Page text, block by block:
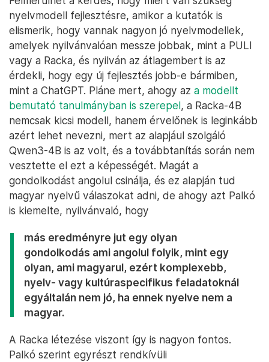
nyelvmodell fejlesztésre, amikor a kutatók is
elismerik, hogy vannak nagyon jó nyelvmodellek,
amelyek nyilvánvalóan messze jobbak, mint a PULI
vagy a Racka, és nyilván az átlagembert is az
érdekli, hogy egy új fejlesztés jobb-e bármiben,
mint a ChatGPT. Pláne mert, ahogy az a modellt
bemutató tanulmányban is szerepel, a Racka-4B
nemcsak kicsi modell, hanem érvelőnek is leginkább
azért lehet nevezni, mert az alapjául szolgáló
Qwen3-4B is az volt, és a továbbtanítás során nem
vesztette el ezt a képességét. Magát a
gondolkodást angolul csinálja, és ez alapján tud
magyar nyelvű válaszokat adni, de ahogy azt Palkó
is kiemelte, nyilvánvaló, hogy
más eredményre jut egy olyan
gondolkodás ami angolul folyik, mint egy
olyan, ami magyarul, ezért komplexebb,
nyelv- vagy kultúraspecifikus feladatoknál
egyáltalán nem jó, ha ennek nyelve nem a
magyar.
A Racka létezése viszont így is nagyon fontos.
Palkó szerint egyrészt rendkívüli